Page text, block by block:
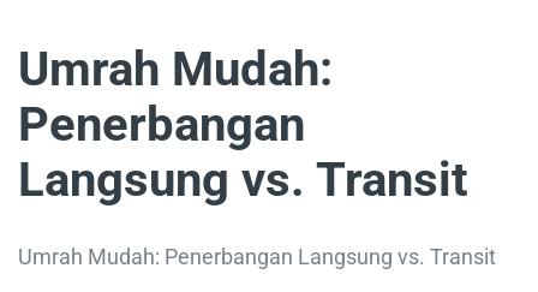
Umrah Mudah:
Penerbangan
Langsung vs. Transit
Umrah Mudah: Penerbangan Langsung vs. Transit